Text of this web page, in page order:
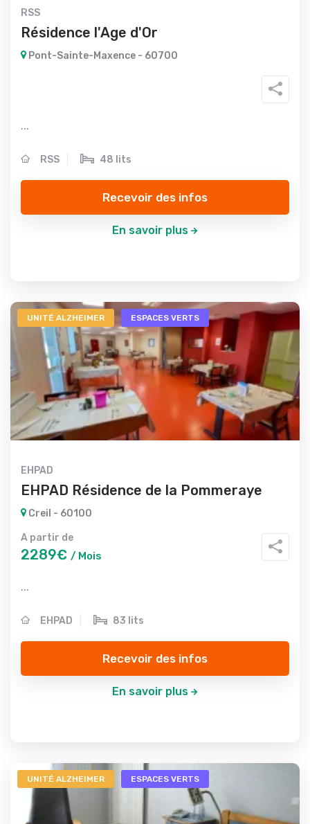
RSS
Résidence l'Age d'Or
Pont-Sainte-Maxence - 60700
...
RSS 48 lits
Recevoir des infos
En savoir plus
UNITÉ ALZHEIMER ESPACES VERTS
EHPAD
EHPAD Résidence de la Pommeraye
Creil - 60100
A partir de
2289€ / Mois
...
EHPAD 83 lits
Recevoir des infos
En savoir plus
UNITÉ ALZHEIMER ESPACES VERTS